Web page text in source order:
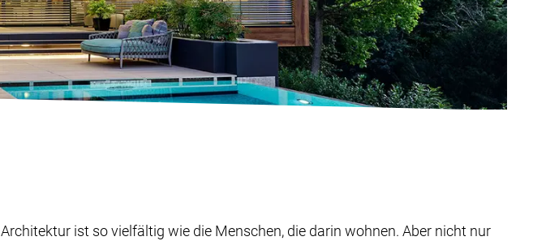
Architektur ist so vielfältig wie die Menschen, die darin wohnen. Aber nicht nur